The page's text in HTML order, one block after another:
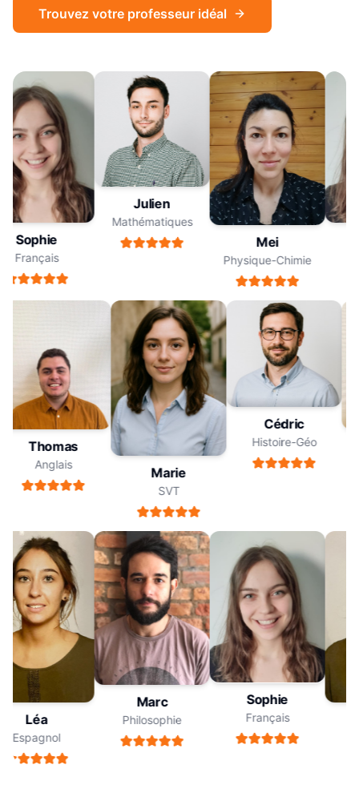
Sophie
Français
Julien
Mathématiques
Mei
Physique-Chimie
Thomas
Anglais
Marie
SVT
Cédric
Histoire-Géo
Léa
Espagnol
Marc
Philosophie
Sophie
Français
Trouvez votre professeur idéal